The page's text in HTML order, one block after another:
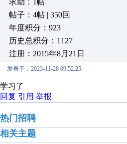
求助：1帖
帖子：4帖 | 350回
年度积分：923
历史总积分：1127
注册：2015年8月21日
发表于：2023-11-28 09:52:25
学习了
回复 引用 举报
热门招聘
相关主题